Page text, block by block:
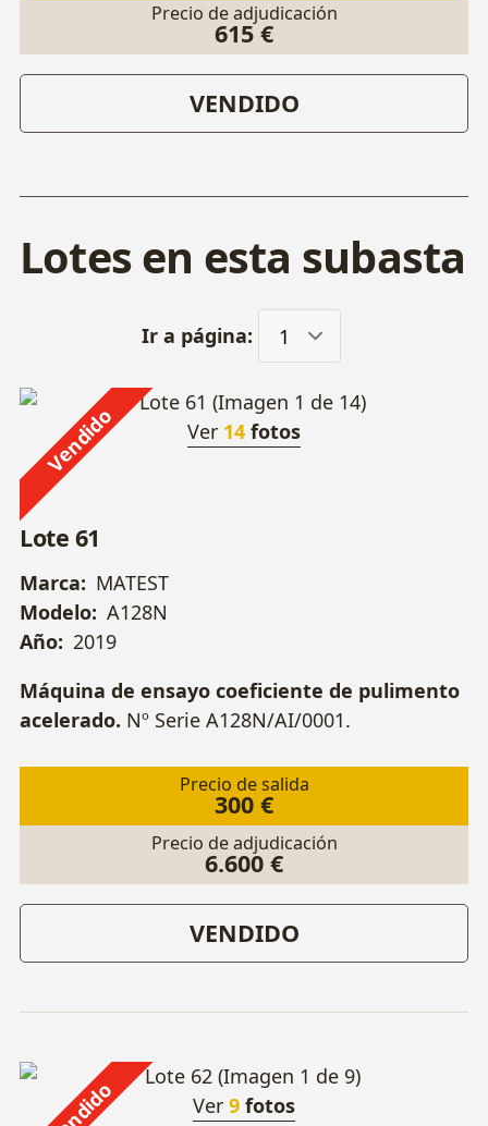
Precio de adjudicación
615 €
VENDIDO
Lotes en esta subasta
Ir a página:
Vendido Ver 14 fotos
Lote 61
Marca: MATEST
Modelo: A128N
Año: 2019
Máquina de ensayo coeficiente de pulimento
acelerado. Nº Serie A128N/AI/0001.
Precio de salida
300 €
Precio de adjudicación
6.600 €
VENDIDO
Ver 9 fotos